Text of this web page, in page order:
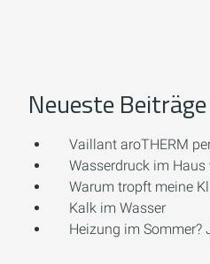
Neueste Beiträge
Vaillant aroTHERM
Wasserdruck im Haus
Warum tropft meine
Kalk im Wasser
Heizung im Sommer?